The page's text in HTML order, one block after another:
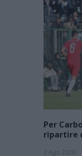
Per
ripartire
7 Ago 2026